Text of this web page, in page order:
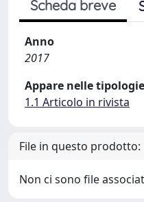
Scheda breve
Anno
2017
Appare nelle
1.1 Articolo in rivista
File in questo prodotto:
Non ci sono file